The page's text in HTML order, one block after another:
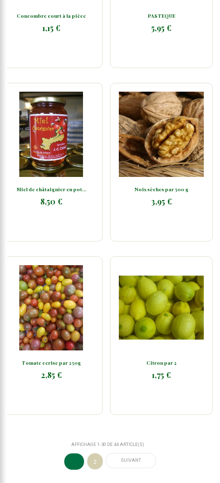
Concombre court à la pièce
1,15 €
PASTEQUE
5,95 €
Miel de châtaignier en pot...
8,50 €
Noix sèches par 500 g
3,95 €
Tomate cerise par 250g
2,85 €
Citron par 2
1,75 €
AFFICHAGE 1-30 DE 44 ARTICLE(S)
2 SUIVANT